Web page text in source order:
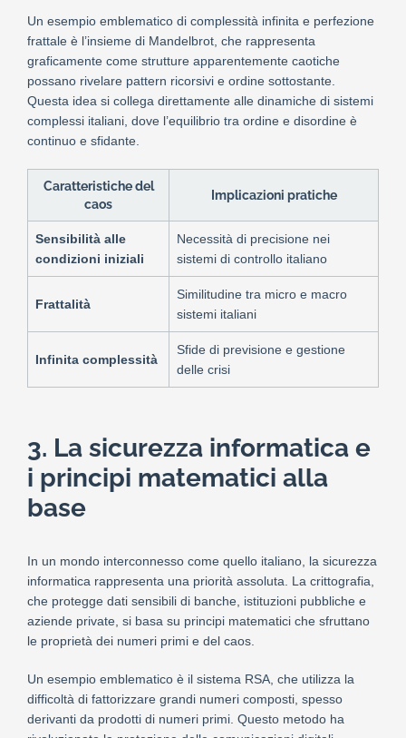
Un esempio emblematico di complessità infinita e perfezione
frattale è l’insieme di Mandelbrot, che rappresenta
graficamente come strutture apparentemente caotiche
possano rivelare pattern ricorsivi e ordine sottostante.
Questa idea si collega direttamente alle dinamiche di sistemi
complessi italiani, dove l’equilibrio tra ordine e disordine è
continuo e sfidante.
Caratteristiche del
caos
Implicazioni pratiche
Sensibilità alle
condizioni iniziali
Necessità di precisione nei
sistemi di controllo italiano
Frattalità
Similitudine tra micro e macro
sistemi italiani
Infinita complessità
Sfide di previsione e gestione
delle crisi
3. La sicurezza informatica e
i principi matematici alla
base
In un mondo interconnesso come quello italiano, la sicurezza
informatica rappresenta una priorità assoluta. La crittografia,
che protegge dati sensibili di banche, istituzioni pubbliche e
aziende private, si basa su principi matematici che sfruttano
le proprietà dei numeri primi e del caos.
Un esempio emblematico è il sistema RSA, che utilizza la
difficoltà di fattorizzare grandi numeri composti, spesso
derivanti da prodotti di numeri primi. Questo metodo ha